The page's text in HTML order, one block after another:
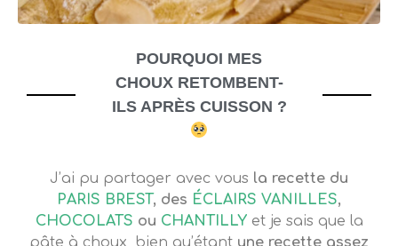
POURQUOI MES
CHOUX RETOMBENT-
ILS APRÈS CUISSON ?
J’ai pu partager avec vous la recette du
PARIS BREST, des ÉCLAIRS VANILLES,
CHOCOLATS ou CHANTILLY et je sais que la
pâte à choux, bien qu’étant une recette assez